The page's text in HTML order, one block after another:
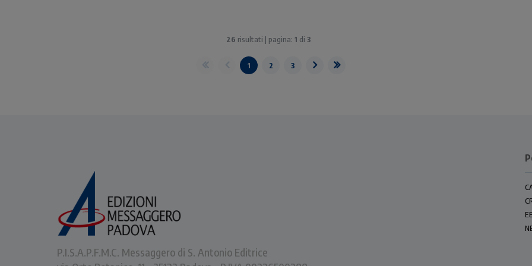
26 risultati | pagina: 1 di 3
1 2 3
P.I.S.A.P.F.M.C. Messaggero di S. Antonio Editrice